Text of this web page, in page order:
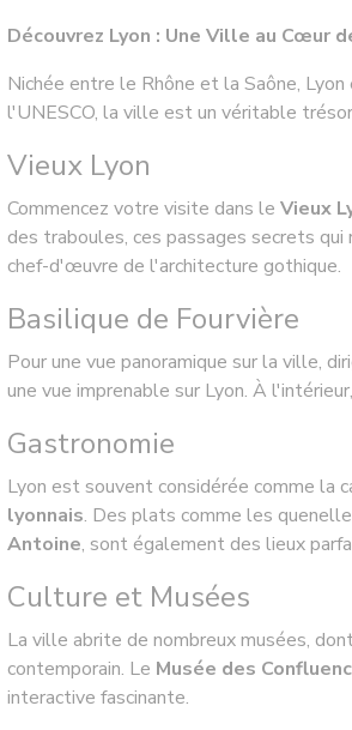
Découvrez Lyon : Une Ville au Cœur
Nichée entre le Rhône et la Saône,
l'UNESCO, la ville est un véritable
Vieux Lyon
Commencez votre visite dans le Vieux
des traboules, ces passages secrets
chef-d'œuvre de l'architecture gothique.
Basilique de Fourvière
Pour une vue panoramique sur la ville,
une vue imprenable sur Lyon. À
Gastronomie
Lyon est souvent considérée comme la
lyonnais. Des plats comme les
Antoine, sont également des lieux
Culture et Musées
La ville abrite de nombreux musées,
contemporain. Le Musée des
interactive fascinante.